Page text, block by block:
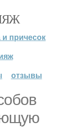
причесок
отзывы